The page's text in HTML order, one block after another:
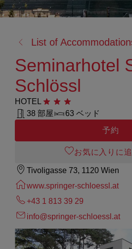
る:
List of
Seminarhotel
Schlössl
HOTEL 星3つ
38 部屋
63 ベッド
予約
お気に入りに
Tivoligasse 73, 1120 Wien
www.springer-schloessl.at
+43 1 813 39 29
info@springer-schloessl.at